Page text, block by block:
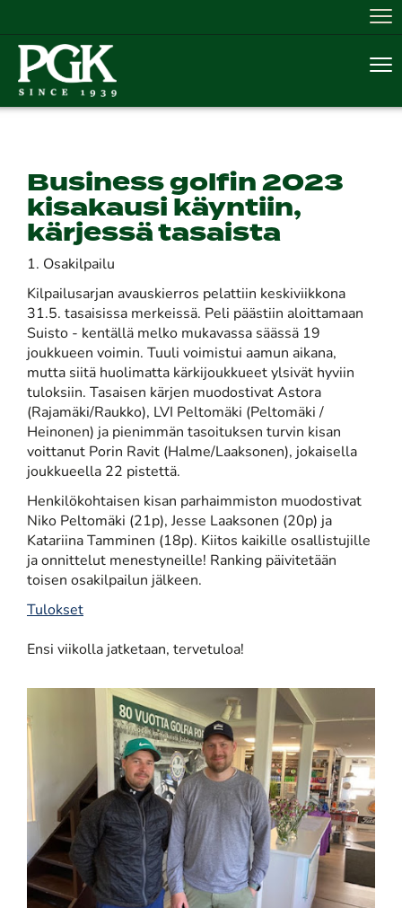
Business golfin 2023
kisakausi käyntiin,
kärjessä tasaista
1. Osakilpailu
Kilpailusarjan avauskierros pelattiin keskiviikkona
31.5. tasaisissa merkeissä. Peli päästiin aloittamaan
Suisto - kentällä melko mukavassa säässä 19
joukkueen voimin. Tuuli voimistui aamun aikana,
mutta siitä huolimatta kärkijoukkueet ylsivät hyviin
tuloksiin. Tasaisen kärjen muodostivat Astora
(Rajamäki/Raukko), LVI Peltomäki (Peltomäki /
Heinonen) ja pienimmän tasoituksen turvin kisan
voittanut Porin Ravit (Halme/Laaksonen), jokaisella
joukkueella 22 pistettä.
Henkilökohtaisen kisan parhaimmiston muodostivat
Niko Peltomäki (21p), Jesse Laaksonen (20p) ja
Katariina Tamminen (18p). Kiitos kaikille osallistujille
ja onnittelut menestyneille! Ranking päivitetään
toisen osakilpailun jälkeen.
Tulokset
Ensi viikolla jatketaan, tervetuloa!